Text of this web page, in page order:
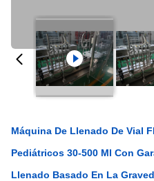
Máquina De Llenado De Vial
Pediátricos 30-500 Ml Con
Llenado Basado En La